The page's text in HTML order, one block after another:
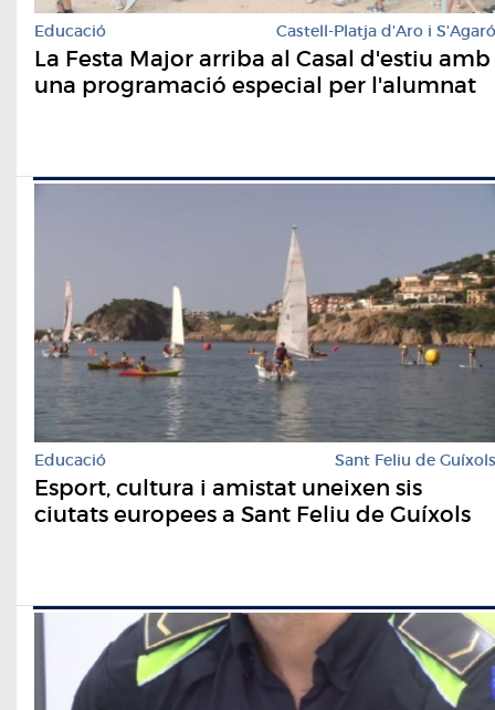
Educació Castell-Platja d'Aro i S'Agaró
La Festa Major arriba al Casal d'estiu amb
una programació especial per l'alumnat
Educació Sant Feliu de Guíxols
Esport, cultura i amistat uneixen sis
ciutats europees a Sant Feliu de Guíxols